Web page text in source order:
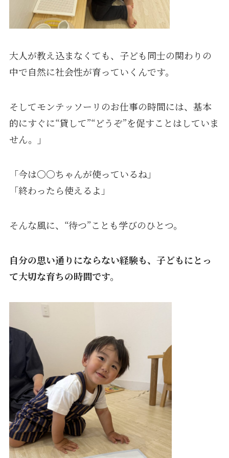
大人が教え込まなくても、子ども同士の関わりの
中で自然に社会性が育っていくんです。
そしてモンテッソーリのお仕事の時間には、基本
的にすぐに“貸して”“どうぞ”を促すことはしていま
せん。
」
「今は〇〇ちゃんが使っているね」
「終わったら使えるよ」
そんな風に、“待つ”ことも学びのひとつ。
自分の思い通りにならない経験も、子どもにとっ
て大切な育ちの時間です。